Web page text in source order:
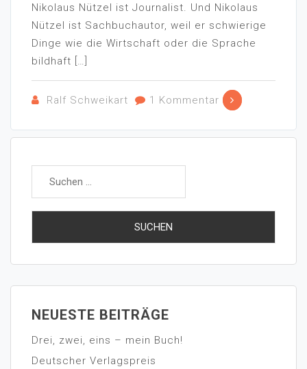
Nikolaus Nützel ist Journalist. Und Nikolaus
Nützel ist Sachbuchautor, weil er schwierige
Dinge wie die Wirtschaft oder die Sprache
bildhaft […]
Ralf Schweikart 1 Kommentar
NEUESTE BEITRÄGE
Drei, zwei, eins – mein Buch!
Deutscher Verlagspreis